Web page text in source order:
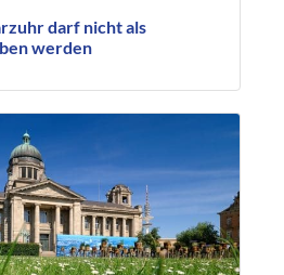
darf nicht als
werden